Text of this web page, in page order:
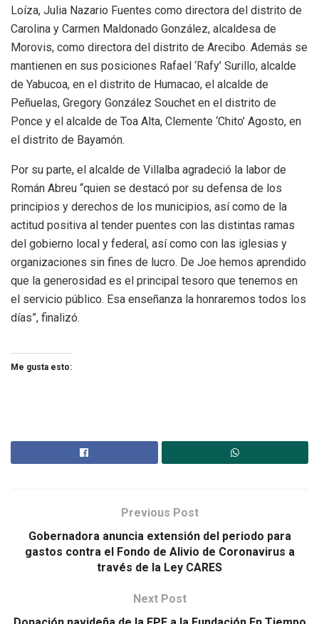
Loíza, Julia Nazario Fuentes como directora del distrito de
Carolina y Carmen Maldonado González, alcaldesa de
Morovis, como directora del distrito de Arecibo. Además se
mantienen en sus posiciones Rafael ‘Rafy’ Surillo, alcalde
de Yabucoa, en el distrito de Humacao, el alcalde de
Peñuelas, Gregory González Souchet en el distrito de
Ponce y el alcalde de Toa Alta, Clemente ‘Chito’ Agosto, en
el distrito de Bayamón.
Por su parte, el alcalde de Villalba agradeció la labor de
Román Abreu “quien se destacó por su defensa de los
principios y derechos de los municipios, así como de la
actitud positiva al tender puentes con las distintas ramas
del gobierno local y federal, así como con las iglesias y
organizaciones sin fines de lucro. De Joe hemos aprendido
que la generosidad es el principal tesoro que tenemos en
el servicio público. Esa enseñanza la honraremos todos los
días”, finalizó.
Me gusta esto:
Previous Post
Gobernadora anuncia extensión del periodo para
gastos contra el Fondo de Alivio de Coronavirus a
través de la Ley CARES
Next Post